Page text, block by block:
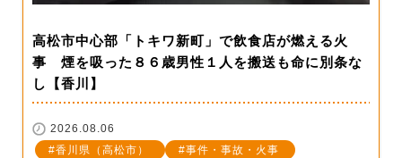
高松市中心部「トキワ新町」で飲食店が燃える火
事 煙を吸った８６歳男性１人を搬送も命に別条な
し【香川】
2026.08.06
香川県（高松市）
事件・事故・火事